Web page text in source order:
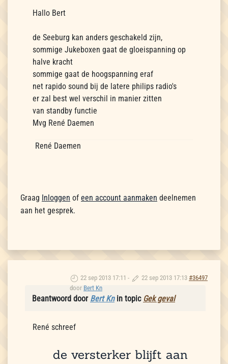
Hallo Bert
de Seeburg kan anders geschakeld zijn,
sommige Jukeboxen gaat de gloeispanning op
halve kracht
sommige gaat de hoogspanning eraf
net rapido sound bij de latere philips radio's
er zal best wel verschil in manier zitten
van standby functie
Mvg René Daemen
René Daemen
Graag Inloggen of een account aanmaken deelnemen
aan het gesprek.
22 sep 2013 17:11 - 22 sep 2013 17:13 #36497
door Bert Kn
Beantwoord door Bert Knin topic Gek geval
René schreef
de versterker blijft aan